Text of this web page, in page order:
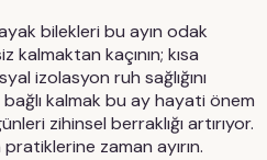
bilekleri bu ayın odak
kalmaktan kaçının; kısa
izolasyon ruh sağlığını
kalmak bu ay hayati önem
zihinsel berraklığı artırıyor.
zaman ayırın.